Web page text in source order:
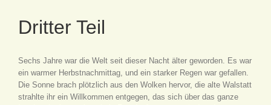
Dritter Teil
Sechs Jahre war die Welt seit dieser Nacht älter geworden. Es war
ein warmer Herbstnachmittag, und ein starker Regen war gefallen.
Die Sonne brach plötzlich aus den Wolken hervor, die alte Walstatt
strahlte ihr ein Willkommen entgegen, das sich über das ganze